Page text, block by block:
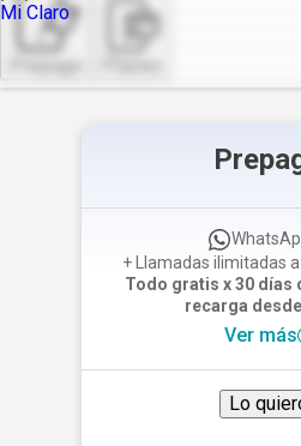
Mi Claro
Prepago
+ Llamadas ilimitadas
Todo gratis x 30 días
recarga
Ver más
Lo